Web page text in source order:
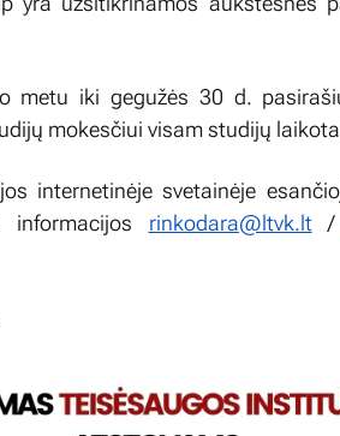
metu iki gegužės 30 d.
mokesčiui visam studijų
internetinėje svetainėje
informacijos rinkodara@ltvk.lt